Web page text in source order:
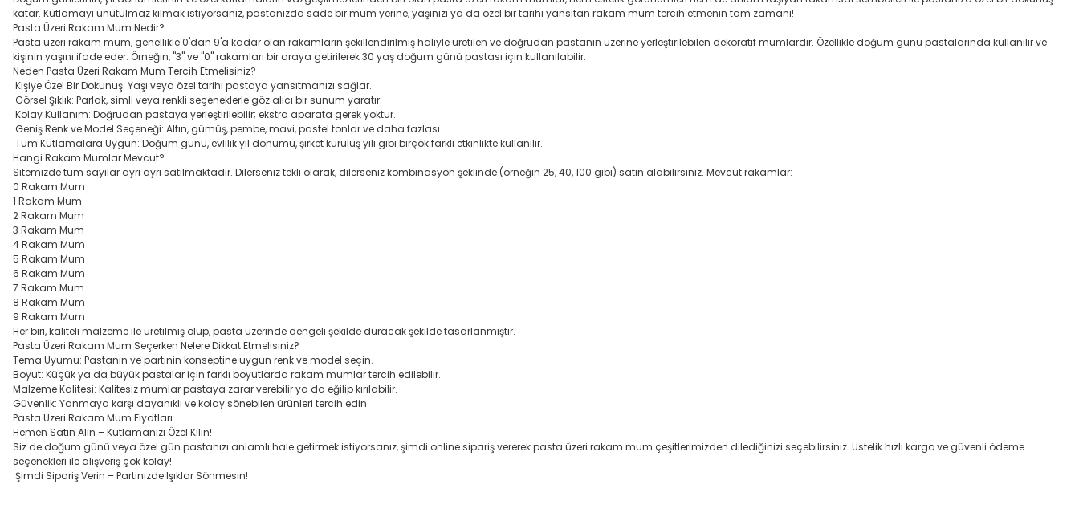
katar. Kutlamayı unutulmaz kılmak istiyorsanız, pastanızda sade bir mum yerine, yaşınızı ya da özel bir tarihi yansıtan rakam mum tercih etmenin tam zamanı!
Pasta Üzeri Rakam Mum Nedir?
Pasta üzeri rakam mum, genellikle 0'dan 9'a kadar olan rakamların şekillendirilmiş haliyle üretilen ve doğrudan pastanın üzerine yerleştirilebilen dekoratif mumlardır. Özellikle doğum günü pastalarında kullanılır ve
kişinin yaşını ifade eder. Örneğin, "3" ve "0" rakamları bir araya getirilerek 30 yaş doğum günü pastası için kullanılabilir.
Neden Pasta Üzeri Rakam Mum Tercih Etmelisiniz?
Kişiye Özel Bir Dokunuş: Yaşı veya özel tarihi pastaya yansıtmanızı sağlar.
Görsel Şıklık: Parlak, simli veya renkli seçeneklerle göz alıcı bir sunum yaratır.
Kolay Kullanım: Doğrudan pastaya yerleştirilebilir; ekstra aparata gerek yoktur.
Geniş Renk ve Model Seçeneği: Altın, gümüş, pembe, mavi, pastel tonlar ve daha fazlası.
Tüm Kutlamalara Uygun: Doğum günü, evlilik yıl dönümü, şirket kuruluş yılı gibi birçok farklı etkinlikte kullanılır.
Hangi Rakam Mumlar Mevcut?
Sitemizde tüm sayılar ayrı ayrı satılmaktadır. Dilerseniz tekli olarak, dilerseniz kombinasyon şeklinde (örneğin 25, 40, 100 gibi) satın alabilirsiniz. Mevcut rakamlar:
0 Rakam Mum
1 Rakam Mum
2 Rakam Mum
3 Rakam Mum
4 Rakam Mum
5 Rakam Mum
6 Rakam Mum
7 Rakam Mum
8 Rakam Mum
9 Rakam Mum
Her biri, kaliteli malzeme ile üretilmiş olup, pasta üzerinde dengeli şekilde duracak şekilde tasarlanmıştır.
Pasta Üzeri Rakam Mum Seçerken Nelere Dikkat Etmelisiniz?
Tema Uyumu: Pastanın ve partinin konseptine uygun renk ve model seçin.
Boyut: Küçük ya da büyük pastalar için farklı boyutlarda rakam mumlar tercih edilebilir.
Malzeme Kalitesi: Kalitesiz mumlar pastaya zarar verebilir ya da eğilip kırılabilir.
Güvenlik: Yanmaya karşı dayanıklı ve kolay sönebilen ürünleri tercih edin.
Pasta Üzeri Rakam Mum Fiyatları
Hemen Satın Alın – Kutlamanızı Özel Kılın!
Siz de doğum günü veya özel gün pastanızı anlamlı hale getirmek istiyorsanız, şimdi online sipariş vererek pasta üzeri rakam mum çeşitlerimizden dilediğinizi seçebilirsiniz. Üstelik hızlı kargo ve güvenli ödeme
seçenekleri ile alışveriş çok kolay!
Şimdi Sipariş Verin – Partinizde Işıklar Sönmesin!